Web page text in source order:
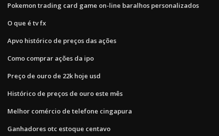
Pokemon trading card game on-line baralhos personalizados
O que é tv fx
Apvo histórico de preços das ações
Como comprar ações da ipo
Preço de ouro de 22k hoje usd
Histórico de preços de ouro este mês
Melhor comércio de telefone cingapura
Ganhadores otc estoque centavo